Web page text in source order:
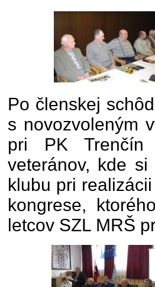
Po členskej
s novozvoleným
pri PK Trenčín
veteránov, kde
klubu pri
kongrese,
letcov SZL MRŠ